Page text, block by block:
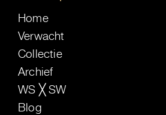
Home
Verwacht
Collectie
Archief
WS ╳ SW
Blog